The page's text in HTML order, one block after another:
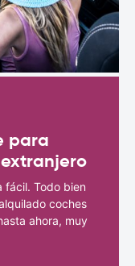
para
fácil. Todo bien
coches
ahora, muy